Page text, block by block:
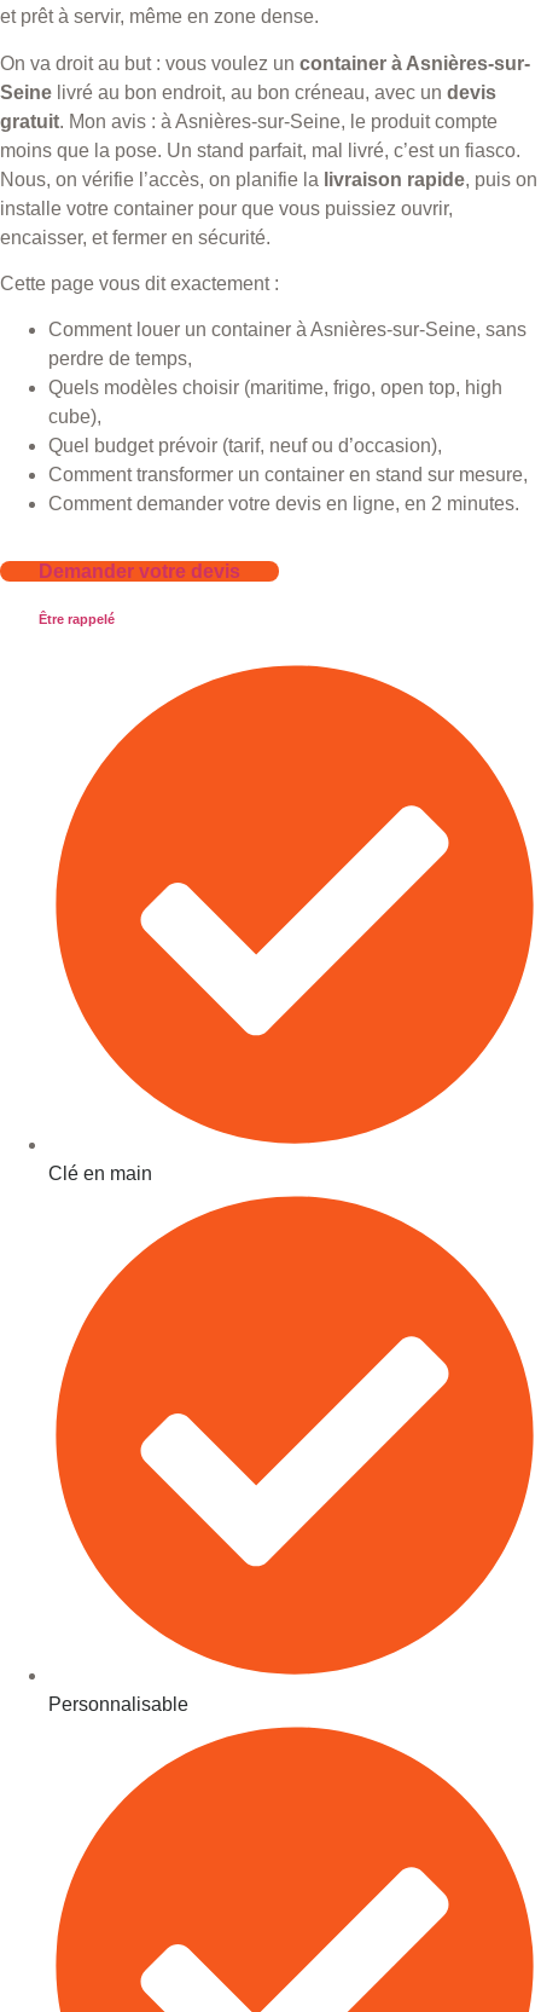
et prêt à servir, même en zone dense.
On va droit au but : vous voulez un container à Asnières-sur-
Seine livré au bon endroit, au bon créneau, avec un devis
gratuit. Mon avis : à Asnières-sur-Seine, le produit compte
moins que la pose. Un stand parfait, mal livré, c’est un fiasco.
Nous, on vérifie l’accès, on planifie la livraison rapide, puis on
installe votre container pour que vous puissiez ouvrir,
encaisser, et fermer en sécurité.
Cette page vous dit exactement :
Comment louer un container à Asnières-sur-Seine, sans
perdre de temps,
Quels modèles choisir (maritime, frigo, open top, high
cube),
Quel budget prévoir (tarif, neuf ou d’occasion),
Comment transformer un container en stand sur mesure,
Comment demander votre devis en ligne, en 2 minutes.
Demander votre devis
Être rappelé
Clé en main
Personnalisable